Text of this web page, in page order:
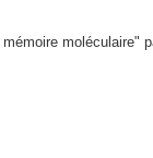
moléculaire"